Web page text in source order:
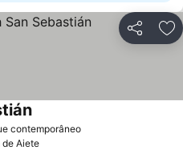
Partilhar
contemporâneoVer preços
Ver preços
de Aiete